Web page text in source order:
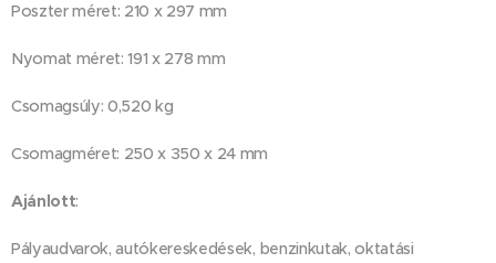
Poszter méret: 210 x 297 mm
Nyomat méret: 191 x 278 mm
Csomagsúly: 0,520 kg
Csomagméret: 250 x 350 x 24 mm
Ajánlott:
Pályaudvarok, autókereskedések, benzinkutak, oktatási